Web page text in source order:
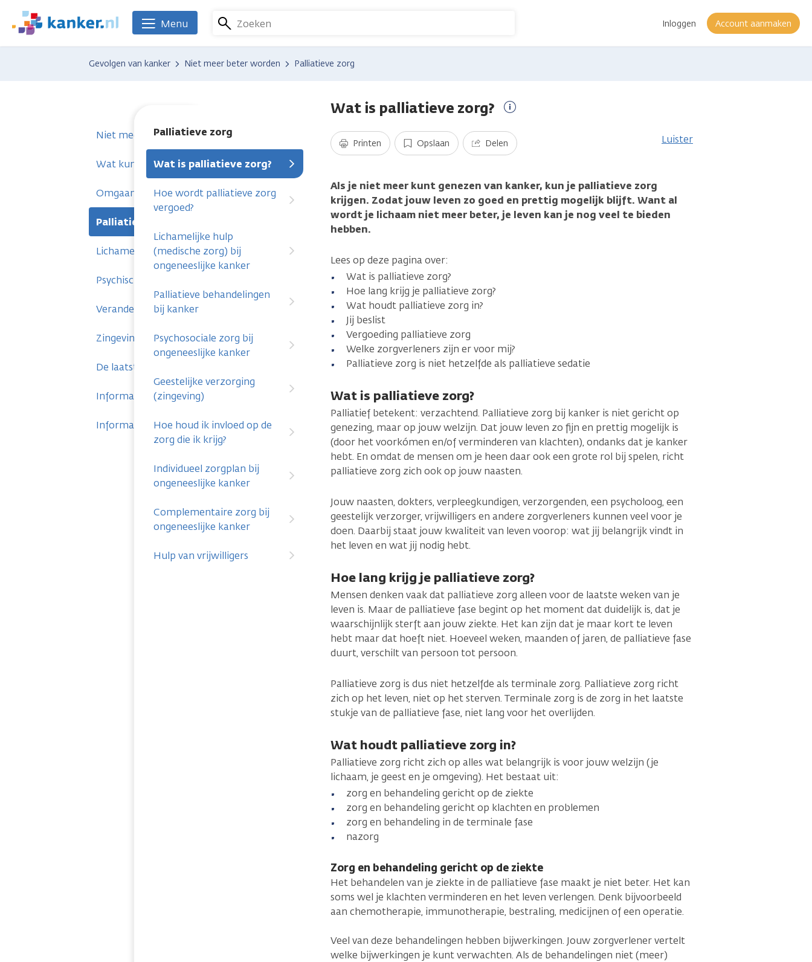
naar
We
zijn
Zoeken Inloggen Account aanmaken
Menu
Gevolgen van kanker Niet meer beter worden Palliatieve zorg
Niet meer beter worden
Wat kun je regelen?
Omgaan met niet meer beter worden
Palliatieve zorg
Palliatieve zorg
Wat is palliatieve zorg?
Hoe wordt palliatieve zorg
vergoed?
Lichamelijke hulp
(medische zorg) bij
ongeneeslijke kanker
Palliatieve behandelingen
bij kanker
Psychosociale zorg bij
ongeneeslijke kanker
Geestelijke verzorging
(zingeving)
Hoe houd ik invloed op de
zorg die ik krijg?
Individueel zorgplan bij
ongeneeslijke kanker
Complementaire zorg bij
ongeneeslijke kanker
Hulp van vrijwilligers
Lichamelijke klachten
Psychische klachten
Veranderingen in je sociale leven
Zingeving en spiritualiteit
De laatste fase
Informatie voor naasten
Informatie voor nabestaanden
Wat is palliatieve zorg?
informatie
Printen Opslaan Delen Luister
Als je niet meer kunt genezen van kanker, kun je palliatieve zorg
krijgen. Zodat jouw leven zo goed en prettig mogelijk blijft. Want al
wordt je lichaam niet meer beter, je leven kan je nog veel te bieden
hebben.
Lees op deze pagina over:
Wat is palliatieve zorg?
Hoe lang krijg je palliatieve zorg?
Wat houdt palliatieve zorg in?
Jij beslist
Vergoeding palliatieve zorg
Welke zorgverleners zijn er voor mij?
Palliatieve zorg is niet hetzelfde als palliatieve sedatie
Wat is palliatieve zorg?
Palliatief betekent: verzachtend. Palliatieve zorg bij kanker is niet gericht op
genezing, maar op jouw welzijn. Dat jouw leven zo fijn en prettig mogelijk is
(door het voorkómen en/of verminderen van klachten), ondanks dat je kanker
hebt. En omdat de mensen om je heen daar ook een grote rol bij spelen, richt
palliatieve zorg zich ook op jouw naasten.
Jouw naasten, dokters, verpleegkundigen, verzorgenden, een psycholoog, een
geestelijk verzorger, vrijwilligers en andere zorgverleners kunnen veel voor je
doen. Daarbij staat jouw kwaliteit van leven voorop: wat jij belangrijk vindt in
het leven en wat jij nodig hebt.
Hoe lang krijg je palliatieve zorg?
Mensen denken vaak dat palliatieve zorg alleen voor de laatste weken van je
leven is. Maar de palliatieve fase begint op het moment dat duidelijk is, dat je
waarschijnlijk sterft aan jouw ziekte. Het kan zijn dat je maar kort te leven
hebt maar dat hoeft niet. Hoeveel weken, maanden of jaren, de palliatieve fase
duurt, verschilt van persoon tot persoon.
Palliatieve zorg is dus niet hetzelfde als terminale zorg. Palliatieve zorg richt
zich op het leven, niet op het sterven. Terminale zorg is de zorg in het laatste
stukje van de palliatieve fase, niet lang voor het overlijden.
Wat houdt palliatieve zorg in?
Palliatieve zorg richt zich op alles wat belangrijk is voor jouw welzijn (je
lichaam, je geest en je omgeving). Het bestaat uit:
zorg en behandeling gericht op de ziekte
zorg en behandeling gericht op klachten en problemen
zorg en behandeling in de terminale fase
nazorg
Zorg en behandeling gericht op de ziekte
Het behandelen van je ziekte in de palliatieve fase maakt je niet beter. Het kan
soms wel je klachten verminderen en het leven verlengen. Denk bijvoorbeeld
aan chemotherapie, immunotherapie, bestraling, medicijnen of een operatie.
Veel van deze behandelingen hebben bijwerkingen. Jouw zorgverlener vertelt
welke bijwerkingen je kunt verwachten. Als de behandelingen niet (meer)